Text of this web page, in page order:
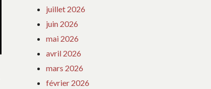
juillet 2026
juin 2026
mai 2026
avril 2026
mars 2026
février 2026